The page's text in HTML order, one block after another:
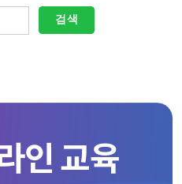
검색
인 교육